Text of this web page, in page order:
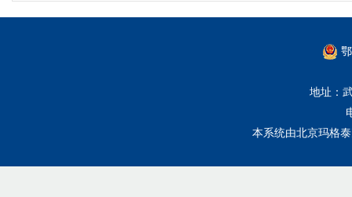
地址：
本系统由北京玛格